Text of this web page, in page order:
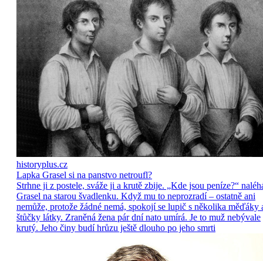
historyplus.cz
Lapka Grasel si na panstvo netroufl?
Strhne ji z postele, sváže ji a krutě zbije. „Kde jsou peníze?“
Grasel na starou švadlenku. Když mu to neprozradí – ostatně ani
nemůže, protože žádné nemá, spokojí se lupič s několika měďáky
štůčky látky. Zraněná žena pár dní nato umírá. Je to muž nebývale
krutý. Jeho činy budí hrůzu ještě dlouho po jeho smrti